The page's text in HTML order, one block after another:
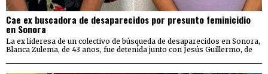
Cae ex buscadora de desaparecidos por presunto feminicidio
en Sonora
La ex lideresa de un colectivo de búsqueda de desaparecidos en Sonora,
Blanca Zulema, de 43 años, fue detenida junto con Jesús Guillermo, de